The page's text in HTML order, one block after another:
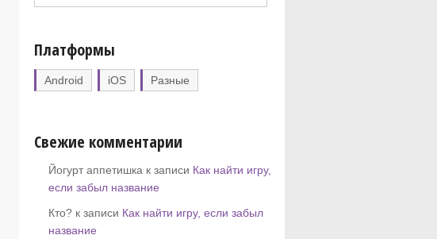
Платформы
Android iOS Разные
Свежие комментарии
Йогурт аппетишка к записи Как найти игру,
если забыл название
Кто? к записи Как найти игру, если забыл
название